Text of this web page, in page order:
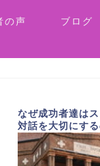
の声 ブログ
なぜ成功者達は
対話を大切にする